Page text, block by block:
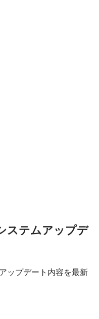
ステムアップデ
ップデート内容を最新